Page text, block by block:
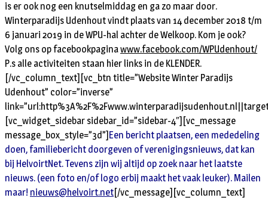
is er ook nog een knutselmiddag en ga zo maar door.
Winterparadijs Udenhout vindt plaats van 14 december 2018 t/m
6 januari 2019 in de WPU-hal achter de Welkoop. Kom je ook?
Volg ons op facebookpaginawww.facebook.com/WPUdenhout/
P.s alle activiteiten staan hier links in de KLENDER.
[/vc_column_text][vc_btn title=”Website Winter Paradijs
Udenhout” color=”inverse”
[vc_widget_sidebar sidebar_id=”sidebar-4″][vc_message
message_box_style=”3d”] Een bericht plaatsen, een mededeling
doen, familiebericht doorgeven of verenigingsnieuws, dat kan
bij HelvoirtNet. Tevens zijn wij altijd op zoek naar het laatste
nieuws. (een foto en/of logo erbij maakt het vaak leuker). Mailen
maar! nieuws@helvoirt.net[/vc_message][vc_column_text]